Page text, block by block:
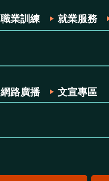
職業訓練 就業服務
網路廣播 文宣專區